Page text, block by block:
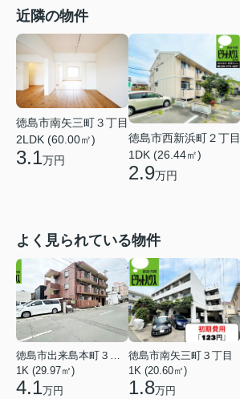
近隣の物件
徳島市南矢三町３丁目
2LDK (60.00㎡)
3.1万円
徳島市西新浜町２丁目
1DK (26.44㎡)
2.9万円
よく見られている物件
1K (29.97㎡)
4.1万円
徳島市南矢三町３丁目
1K (20.60㎡)
1.8万円